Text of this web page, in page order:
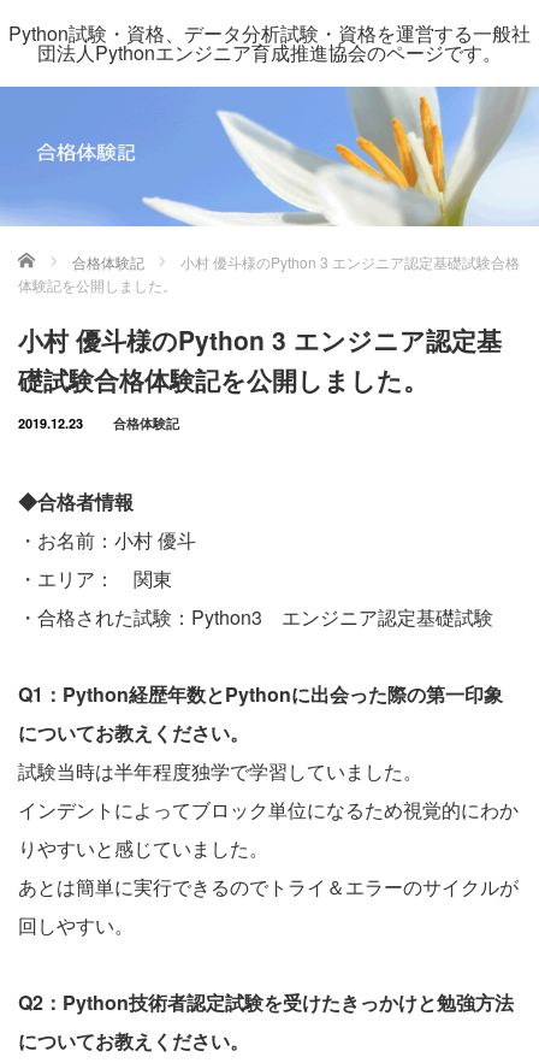
Python試験・資格、データ分析試験・資格を運営する一般社
団法人Pythonエンジニア育成推進協会のページです。
ホーム 合格体験記
小村 優斗様のPython 3 エンジニア認定基礎試験合格
体験記を公開しました。
小村 優斗様のPython 3 エンジニア認定基
礎試験合格体験記を公開しました。
2019.12.23 合格体験記
◆合格者情報
・お名前：小村 優斗
・エリア： 関東
・合格された試験：Python3 エンジニア認定基礎試験
Q1：Python経歴年数とPythonに出会った際の第一印象
についてお教えください。
試験当時は半年程度独学で学習していました。
インデントによってブロック単位になるため視覚的にわか
りやすいと感じていました。
あとは簡単に実行できるのでトライ＆エラーのサイクルが
回しやすい。
Q2：Python技術者認定試験を受けたきっかけと勉強方法
についてお教えください。